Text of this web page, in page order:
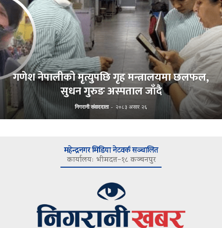
गणेश नेपालीको मृत्युपछि गृह मन्त्रालयमा छलफल,
सुधन गुरुङ अस्पताल जाँदै
निगरानी संवाददाता - २०८३ असार २६
महेन्द्रनगर मिडिया नेटवर्क सञ्चालित
कार्यालयः भीमदत्त–१८ कञ्चनपुर